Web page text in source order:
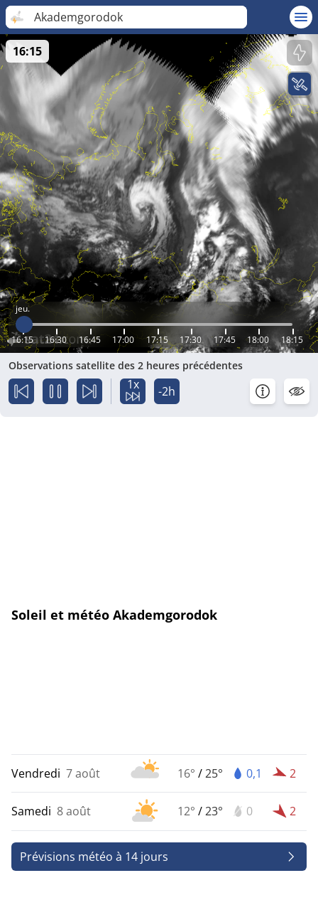
Akademgorodok
jeu.
16:15 16:30 16:45 17:00 17:15 17:30 17:45 18:00 18:15
16:15
Observations satellite des 2 heures précédentes
1x -2h
Soleil et météo Akademgorodok
Vendredi 7 août 16° /25° 0,1 2
Samedi 8 août 12° /23° 0 2
Prévisions météo à 14 jours